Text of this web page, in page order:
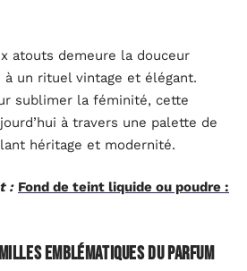
atouts demeure la douceur
un rituel vintage et élégant.
sublimer la féminité, cette
à travers une palette de
héritage et modernité.
: Fond de teint liquide ou poudre :
emblématiques du parfum